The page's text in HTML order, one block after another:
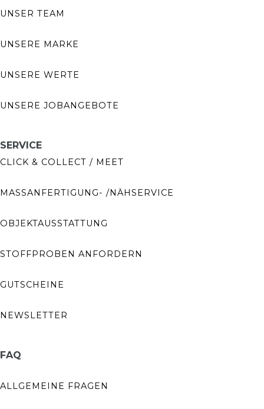
UNSER TEAM
UNSERE MARKE
UNSERE WERTE
UNSERE JOBANGEBOTE
SERVICE
CLICK & COLLECT / MEET
MASSANFERTIGUNG- /NÄHSERVICE
OBJEKTAUSSTATTUNG
STOFFPROBEN ANFORDERN
GUTSCHEINE
NEWSLETTER
FAQ
ALLGEMEINE FRAGEN